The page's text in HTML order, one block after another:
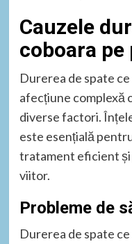
Cauzele
coboara pe
Durerea de spate
afecțiune complexă
diverse factori.
este esențială
tratament eficient și
viitor.
Probleme de
Durerea de spate